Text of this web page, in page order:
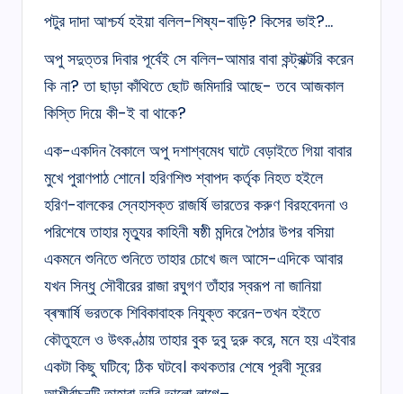
পটুর দাদা আশ্চর্য হইয়া বলিল-শিষ্য-বাড়ি? কিসের ভাই?…
অপু সদুত্তর দিবার পূর্বেই সে বলিল-আমার বাবা কন্ট্রাক্টরি করেন
কি না? তা ছাড়া কাঁথিতে ছোট জমিদারি আছে- তবে আজকাল
কিস্তি দিয়ে কী-ই বা থাকে?
এক-একদিন বৈকালে অপু দশাশ্বমেধ ঘাটে বেড়াইতে গিয়া বাবার
মুখে পুরাণপাঠ শোনে। হরিণশিশু শ্বাপদ কর্তৃক নিহত হইলে
হরিণ-বালকের স্নেহাসক্ত রাজর্ষি ভারতের করুণ বিরহবেদনা ও
পরিশেষে তাহার মৃত্যুর কাহিনী ষষ্ঠী মন্দিরে পৈঠার উপর বসিয়া
একমনে শুনিতে শুনিতে তাহার চোখে জল আসে-এদিকে আবার
যখন সিন্ধু সৌবীরের রাজা রঘুগণ তাঁহার স্বরূপ না জানিয়া
ব্ৰহ্মার্ষি ভরতকে শিবিকাবাহক নিযুক্ত করেন-তখন হইতে
কৌতুহলে ও উৎকণ্ঠায় তাহার বুক দুবু দুরু করে, মনে হয় এইবার
একটা কিছু ঘটিবে; ঠিক ঘটবে। কথকতার শেষে পূরবী সূরের